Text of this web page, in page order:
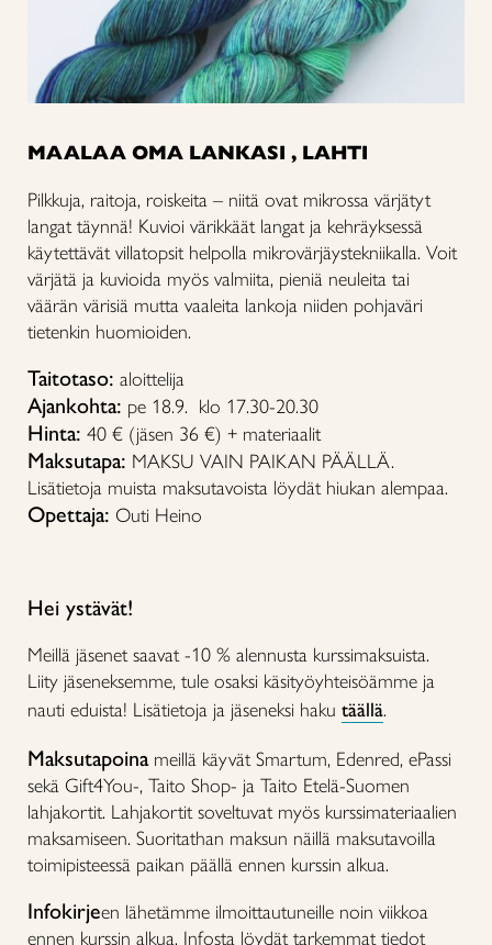
MAALAA OMA LANKASI , LAHTI
Pilkkuja, raitoja, roiskeita – niitä ovat mikrossa värjätyt
langat täynnä! Kuvioi värikkäät langat ja kehräyksessä
käytettävät villatopsit helpolla mikrovärjäystekniikalla. Voit
värjätä ja kuvioida myös valmiita, pieniä neuleita tai
väärän värisiä mutta vaaleita lankoja niiden pohjaväri
tietenkin huomioiden.
Taitotaso: aloittelija
Ajankohta: pe 18.9. klo 17.30-20.30
Hinta: 40 € (jäsen 36 €) + materiaalit
Maksutapa: MAKSU VAIN PAIKAN PÄÄLLÄ.
Lisätietoja muista maksutavoista löydät hiukan alempaa.
Opettaja: Outi Heino
Hei ystävät!
Meillä jäsenet saavat -10 % alennusta kurssimaksuista.
Liity jäseneksemme, tule osaksi käsityöyhteisöämme ja
nauti eduista! Lisätietoja ja jäseneksi haku täällä.
Maksutapoinameillä käyvät Smartum, Edenred, ePassi
sekä Gift4You-, Taito Shop- ja Taito Etelä-Suomen
lahjakortit. Lahjakortit soveltuvat myös kurssimateriaalien
maksamiseen. Suoritathan maksun näillä maksutavoilla
toimipisteessä paikan päällä ennen kurssin alkua.
Infokirjeen lähetämme ilmoittautuneille noin viikkoa
ennen kurssin alkua. Infosta löydät tarkemmat tiedot